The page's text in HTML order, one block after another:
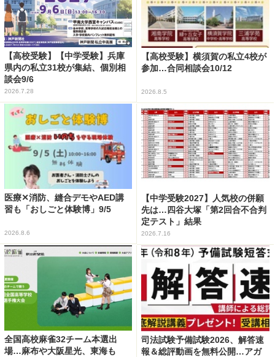
【高校受験】【中学受験】兵庫
県内の私立31校が集結、個別相
談会9/6
2026.7.28
【高校受験】横須賀の私立4校が
参加…合同相談会10/12
2026.8.5
医療✕消防、縫合デモやAED講
習も「おしごと体験博」9/5
2026.8.6
【中学受験2027】人気校の併願
先は…四谷大塚「第2回合不合判
定テスト」結果
2026.7.16
全国高校麻雀32チーム本選出
場…麻布や大阪星光、東海も
司法試験予備試験2026、解答速
報＆総評動画を無料公開…アガ